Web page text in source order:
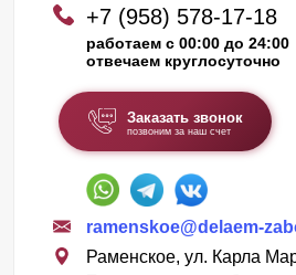
+7 (958) 578-17-18
работаем с 00:00 до 24:00
отвечаем круглосуточно
Заказать звонок
позвоним за наш счет
ramenskoe@delaem-
Раменское, ул. Карла